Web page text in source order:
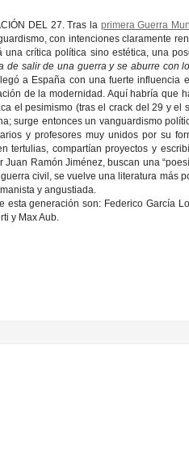
DEL 27. Tras la primera Guerra
con intenciones claramente
crítica política sino estética, una
salir de una guerra y se aburre con
a España con una fuerte influencia
de la modernidad. Aquí habría que
el pesimismo (tras el crack del 29 y
surge entonces un vanguardismo
y profesores muy unidos por su
tertulias, compartían proyectos y
Ramón Jiménez, buscan una
civil, se vuelve una literatura más
y angustiada.
esta generación son: Federico García
y Max Aub.